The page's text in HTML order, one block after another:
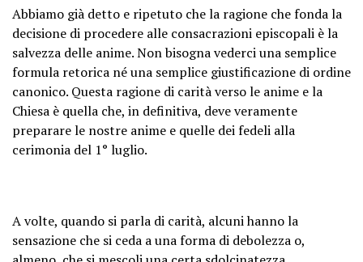
Abbiamo già detto e ripetuto che la ragione che fonda la
decisione di procedere alle consacrazioni episcopali è la
salvezza delle anime. Non bisogna vederci una semplice
formula retorica né una semplice giustificazione di ordine
canonico. Questa ragione di carità verso le anime e la
Chiesa è quella che, in definitiva, deve veramente
preparare le nostre anime e quelle dei fedeli alla
cerimonia del 1° luglio.
A volte, quando si parla di carità, alcuni hanno la
sensazione che si ceda a una forma di debolezza o,